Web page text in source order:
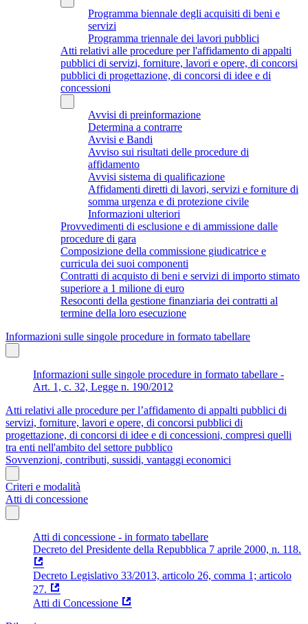
Programma biennale degli acquisiti di beni e
servizi
Programma triennale dei lavori pubblici
Atti relativi alle procedure per l'affidamento di appalti
pubblici di servizi, forniture, lavori e opere, di concorsi
pubblici di progettazione, di concorsi di idee e di
concessioni
Avvisi di preinformazione
Determina a contrarre
Avvisi e Bandi
Avviso sui risultati delle procedure di
affidamento
Avvisi sistema di qualificazione
Affidamenti diretti di lavori, servizi e forniture di
somma urgenza e di protezione civile
Informazioni ulteriori
Provvedimenti di esclusione e di ammissione dalle
procedure di gara
Composizione della commissione giudicatrice e
curricula dei suoi componenti
Contratti di acquisto di beni e servizi di importo stimato
superiore a 1 milione di euro
Resoconti della gestione finanziaria dei contratti al
termine della loro esecuzione
Informazioni sulle singole procedure in formato tabellare
Informazioni sulle singole procedure in formato tabellare -
Art. 1, c. 32, Legge n. 190/2012
Atti relativi alle procedure per l’affidamento di appalti pubblici di
servizi, forniture, lavori e opere, di concorsi pubblici di
progettazione, di concorsi di idee e di concessioni, compresi quelli
tra enti nell'ambito del settore pubblico
Sovvenzioni, contributi, sussidi, vantaggi economici
Criteri e modalità
Atti di concessione
Atti di concessione - in formato tabellare
Decreto del Presidente della Repubblica 7 aprile 2000, n. 118.
Decreto Legislativo 33/2013, articolo 26, comma 1; articolo
27.
Atti di Concessione